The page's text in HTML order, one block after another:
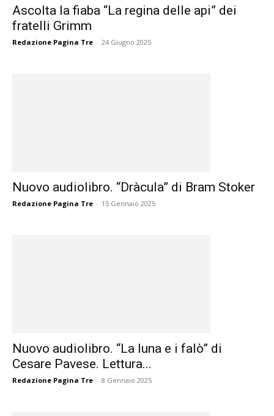
Ascolta la fiaba “La regina delle api” dei
fratelli Grimm
Redazione Pagina Tre - 24 Giugno 2025
Nuovo audiolibro. “Dràcula” di Bram Stoker
Redazione Pagina Tre - 15 Gennaio 2025
Nuovo audiolibro. “La luna e i falò” di
Cesare Pavese. Lettura...
Redazione Pagina Tre - 8 Gennaio 2025